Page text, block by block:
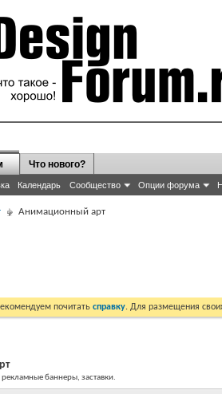
Календарь Сообщество Опции форума
Что нового?
Анимационный арт
почитать справку. Для размещения
баннеры, заставки.